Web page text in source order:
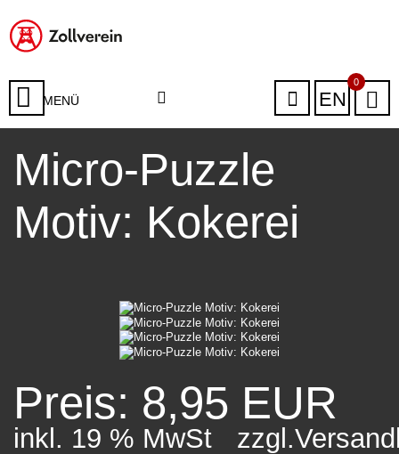
MENÜ EN
0
Micro-Puzzle
Motiv: Kokerei
Preis: 8,95 EUR
inkl. 19 % MwSt